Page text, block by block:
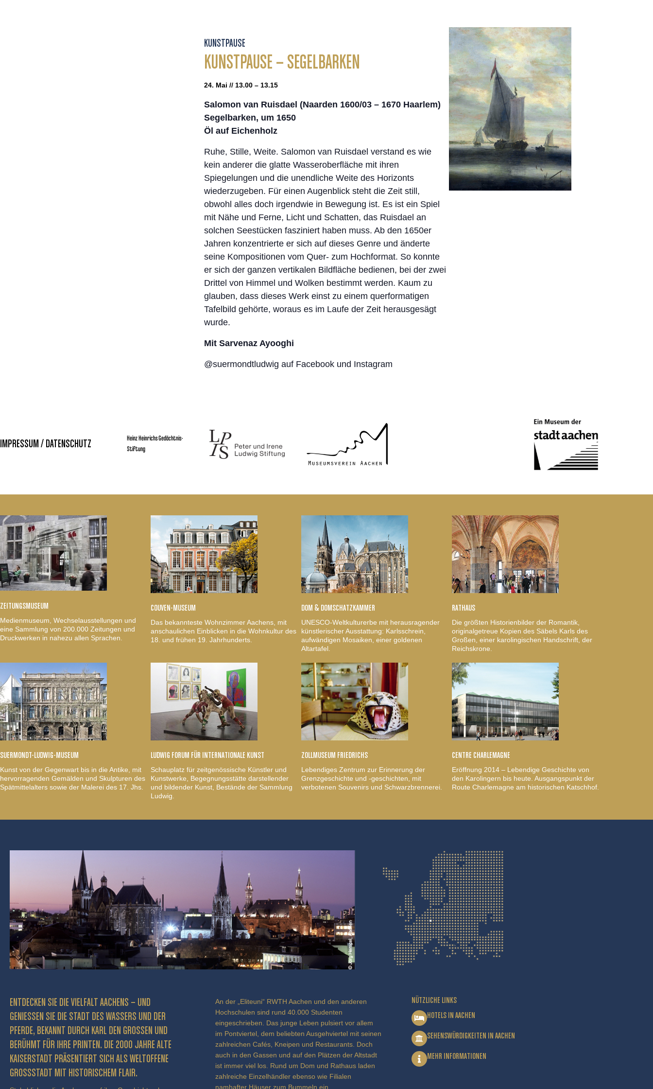
KUNSTPAUSE
KUNSTPAUSE – SEGELBARKEN
24. Mai // 13.00 – 13.15
Salomon van Ruisdael (Naarden 1600/03 – 1670 Haarlem)
Segelbarken, um 1650
Öl auf Eichenholz
Ruhe, Stille, Weite. Salomon van Ruisdael verstand es wie
kein anderer die glatte Wasseroberfläche mit ihren
Spiegelungen und die unendliche Weite des Horizonts
wiederzugeben. Für einen Augenblick steht die Zeit still,
obwohl alles doch irgendwie in Bewegung ist. Es ist ein Spiel
mit Nähe und Ferne, Licht und Schatten, das Ruisdael an
solchen Seestücken fasziniert haben muss. Ab den 1650er
Jahren konzentrierte er sich auf dieses Genre und änderte
seine Kompositionen vom Quer- zum Hochformat. So konnte
er sich der ganzen vertikalen Bildfläche bedienen, bei der zwei
Drittel von Himmel und Wolken bestimmt werden. Kaum zu
glauben, dass dieses Werk einst zu einem querformatigen
Tafelbild gehörte, woraus es im Laufe der Zeit herausgesägt
wurde.
Mit Sarvenaz Ayooghi
@suermondtludwig auf Facebook und Instagram
IMPRESSUM / DATENSCHUTZ
Heinz Heinrichs Gedächtnis-
Stiftung
ZEITUNGSMUSEUM
Medienmuseum, Wechselausstellungen und
eine Sammlung von 200.000 Zeitungen und
Druckwerken in nahezu allen Sprachen.
COUVEN-MUSEUM
Das bekannteste Wohnzimmer Aachens, mit
anschaulichen Einblicken in die Wohnkultur des
18. und frühen 19. Jahrhunderts.
DOM & DOMSCHATZKAMMER
UNESCO-Weltkulturerbe mit herausragender
künstlerischer Ausstattung: Karlsschrein,
aufwändigen Mosaiken, einer goldenen
Altartafel.
RATHAUS
Die größten Historienbilder der Romantik,
originalgetreue Kopien des Säbels Karls des
Großen, einer karolingischen Handschrift, der
Reichskrone.
SUERMONDT-LUDWIG-MUSEUM
Kunst von der Gegenwart bis in die Antike, mit
hervorragenden Gemälden und Skulpturen des
Spätmittelalters sowie der Malerei des 17. Jhs.
LUDWIG FORUM FÜR INTERNATIONALE KUNST
Schauplatz für zeitgenössische Künstler und
Kunstwerke, Begegnungsstätte darstellender
und bildender Kunst, Bestände der Sammlung
Ludwig.
ZOLLMUSEUM FRIEDRICHS
Lebendiges Zentrum zur Erinnerung der
Grenzgeschichte und -geschichten, mit
verbotenen Souvenirs und Schwarzbrennerei.
CENTRE CHARLEMAGNE
Eröffnung 2014 – Lebendige Geschichte von
den Karolingern bis heute. Ausgangspunkt der
Route Charlemagne am historischen Katschhof.
ENTDECKEN SIE DIE VIELFALT AACHENS – UND
GENIESSEN SIE DIE STADT DES WASSERS UND DER P
FERDE, BEKANNT DURCH KARL DEN GROSSEN UND BE
RÜHMT FÜR IHRE PRINTEN. DIE 2000 JAHRE ALTE KA
ISERSTADT PRÄSENTIERT SICH ALS WELTOFFENE GR
OSSSTADT MIT HISTORISCHEM FLAIR.
An der „Eliteuni“ RWTH Aachen und den anderen
Hochschulen sind rund 40.000 Studenten
eingeschrieben. Das junge Leben pulsiert vor allem
im Pontviertel, dem beliebten Ausgehviertel mit seinen
zahlreichen Cafés, Kneipen und Restaurants. Doch
auch in den Gassen und auf den Plätzen der Altstadt
ist immer viel los. Rund um Dom und Rathaus laden
zahlreiche Einzelhändler ebenso wie Filialen
namhafter Häuser zum Bummeln ein.
NÜTZLICHE LINKS
HOTELS IN AACHEN
SEHENSWÜRDIGKEITEN IN AACHEN
MEHR INFORMATIONEN